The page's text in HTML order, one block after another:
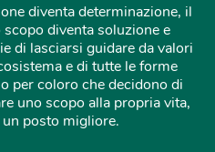
diventa determinazione, il
diventa soluzione e
di lasciarsi guidare da valori
e di tutte le forme
per coloro che decidono di
uno scopo alla propria vita,
posto migliore.